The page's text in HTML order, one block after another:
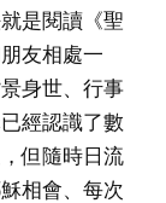
是閱讀《聖
友相處一
身世、行事
經認識了數
但隨時日流
相會、每次